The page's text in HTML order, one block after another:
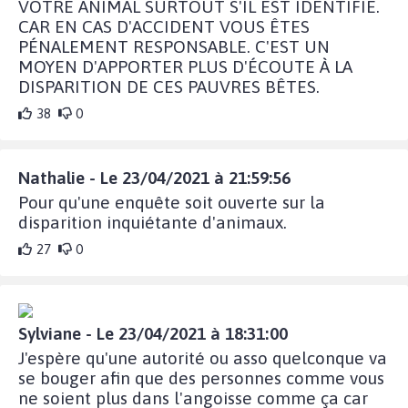
VOTRE ANIMAL SURTOUT S'IL EST IDENTIFIÉ.
CAR EN CAS D'ACCIDENT VOUS ÊTES
PÉNALEMENT RESPONSABLE. C'EST UN
MOYEN D'APPORTER PLUS D'ÉCOUTE À LA
DISPARITION DE CES PAUVRES BÊTES.
38 0
Nathalie - Le 23/04/2021 à 21:59:56
Pour qu'une enquête soit ouverte sur la
disparition inquiétante d'animaux.
27 0
Sylviane - Le 23/04/2021 à 18:31:00
J'espère qu'une autorité ou asso quelconque va
se bouger afin que des personnes comme vous
ne soient plus dans l'angoisse comme ça car